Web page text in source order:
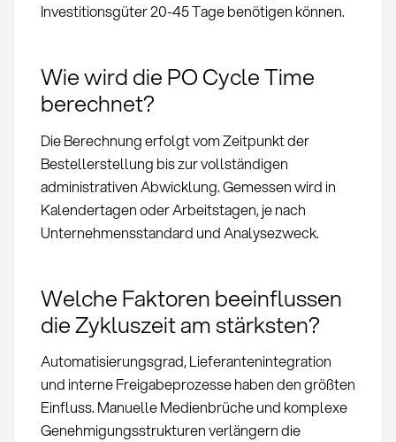
Investitionsgüter 20-45 Tage benötigen können.
Wie wird die PO Cycle Time
berechnet?
Die Berechnung erfolgt vom Zeitpunkt der
Bestellerstellung bis zur vollständigen
administrativen Abwicklung. Gemessen wird in
Kalendertagen oder Arbeitstagen, je nach
Unternehmensstandard und Analysezweck.
Welche Faktoren beeinflussen
die Zykluszeit am stärksten?
Automatisierungsgrad, Lieferantenintegration
und interne Freigabeprozesse haben den größten
Einfluss. Manuelle Medienbrüche und komplexe
Genehmigungsstrukturen verlängern die